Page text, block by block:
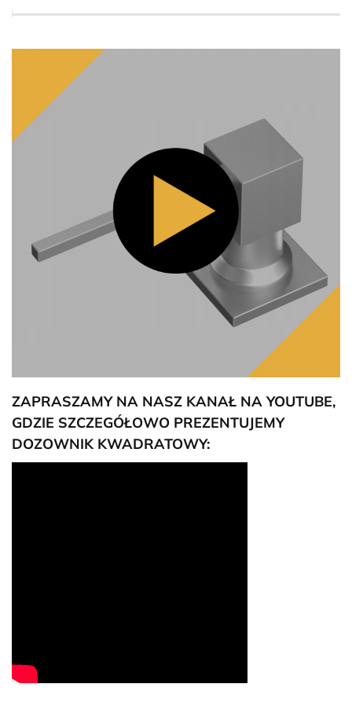
ZAPRASZAMY NA NASZ KANAŁ NA YOUTUBE,
GDZIE SZCZEGÓŁOWO PREZENTUJEMY
DOZOWNIK KWADRATOWY: